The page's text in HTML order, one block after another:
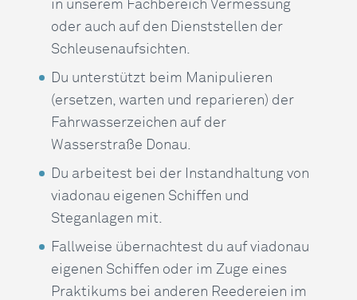
in unserem Fachbereich Vermessung
oder auch auf den Dienststellen der
Schleusenaufsichten.
Du unterstützt beim Manipulieren
(ersetzen, warten und reparieren) der
Fahrwasserzeichen auf der
Wasserstraße Donau.
Du arbeitest bei der Instandhaltung von
viadonau eigenen Schiffen und
Steganlagen mit.
Fallweise übernachtest du auf viadonau
eigenen Schiffen oder im Zuge eines
Praktikums bei anderen Reedereien im